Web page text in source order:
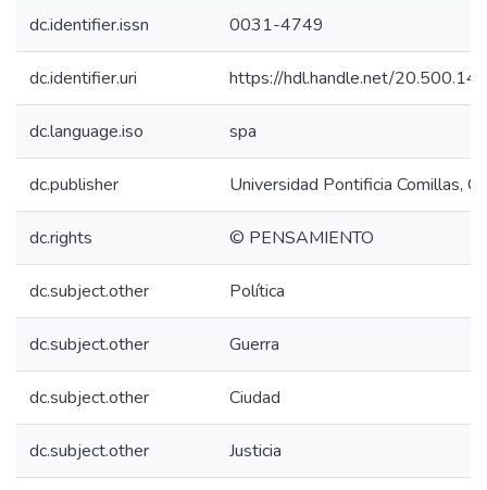
dc.identifier.issn 0031-4749
dc.identifier.uri https://hdl.handle.net/
dc.language.iso spa
dc.publisher Universidad Pontificia Comillas,
dc.rights © PENSAMIENTO
dc.subject.other Política
dc.subject.other Guerra
dc.subject.other Ciudad
dc.subject.other Justicia